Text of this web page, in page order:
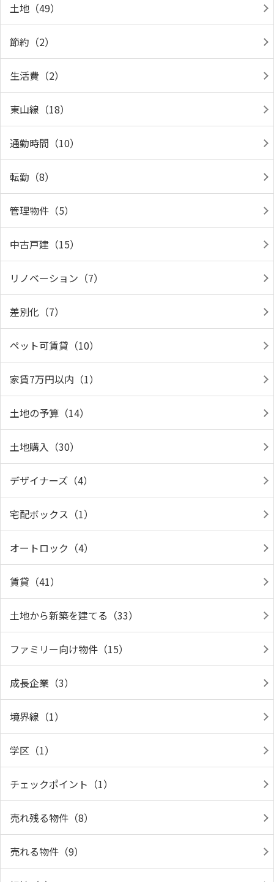
土地（49）
節約（2）
生活費（2）
東山線（18）
通勤時間（10）
転勤（8）
管理物件（5）
中古戸建（15）
リノベーション（7）
差別化（7）
ペット可賃貸（10）
家賃7万円以内（1）
土地の予算（14）
土地購入（30）
デザイナーズ（4）
宅配ボックス（1）
オートロック（4）
賃貸（41）
土地から新築を建てる（33）
ファミリー向け物件（15）
成長企業（3）
境界線（1）
学区（1）
チェックポイント（1）
売れ残る物件（8）
売れる物件（9）